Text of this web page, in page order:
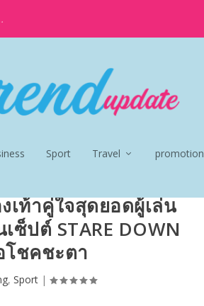
Sport Travel promotion
เท้าคู่ใจสุดยอดผู้เล่น
ซ็ปต์ STARE DOWN
โชคชะตา
,Sport |